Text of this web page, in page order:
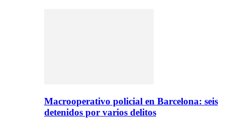
Macrooperativo policial en Barcelona: seis
detenidos por varios delitos